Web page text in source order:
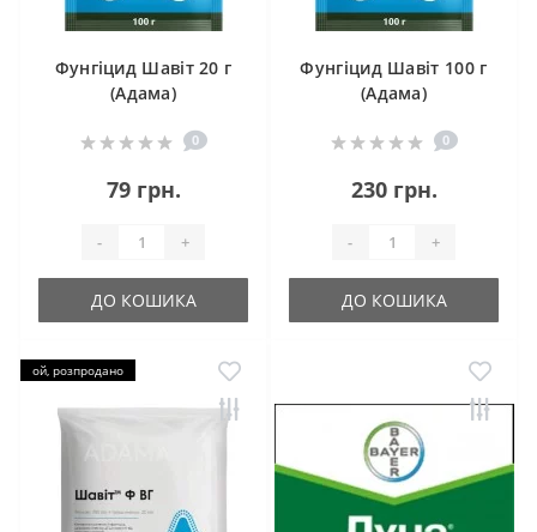
Фунгіцид Шавіт 20 г
(Адама)
0
79 грн.
- +
ДО КОШИКА
Фунгіцид Шавіт 100 г
(Адама)
0
230 грн.
- +
ДО КОШИКА
ой, розпродано